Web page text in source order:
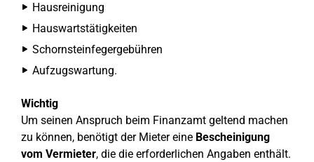
Hausreinigung
Hauswartstätigkeiten
Schornsteinfegergebühren
Aufzugswartung.
Wichtig
Um seinen Anspruch beim Finanzamt geltend machen
zu können, benötigt der Mieter eine Bescheinigung
vom Vermieter, die die erforderlichen Angaben enthält.